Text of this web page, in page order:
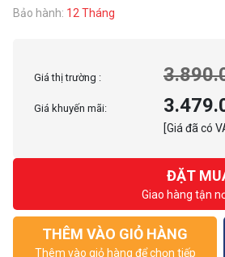
Ghế có khả năng ngả được 160 độ, xoay 180
Bảo hành: 12 Tháng
Giá thị trường :
Giá khuyến mãi:
[Giá đã có
ĐẶT
Giao hàng tận
THÊM VÀO GIỎ HÀNG
Thêm vào giỏ hàng để chọn tiếp